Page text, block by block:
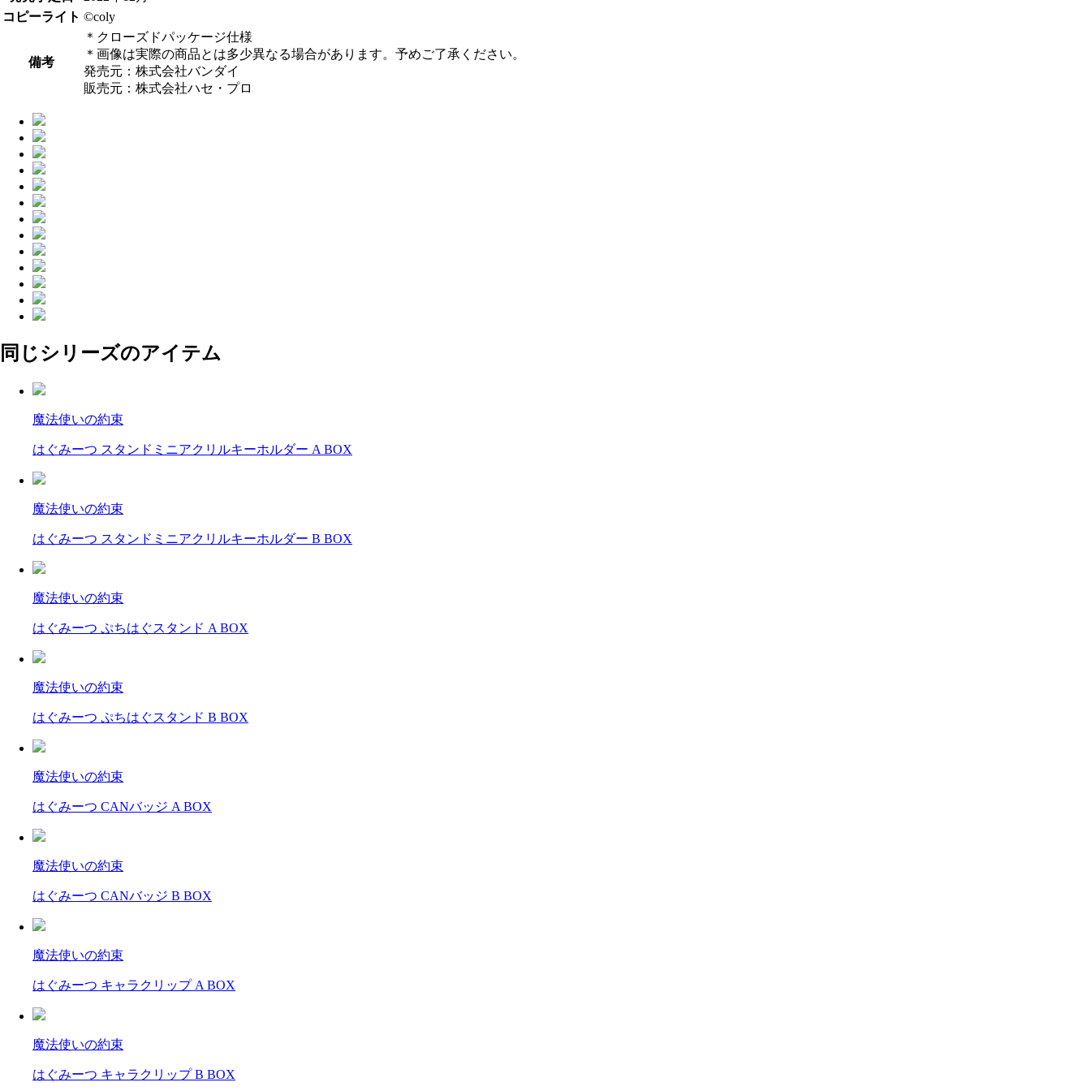
コピーライト ©coly
備考
＊クローズドパッケージ仕様
＊画像は実際の商品とは多少異なる場合があります。予めご了承ください。
発売元：株式会社バンダイ
販売元：株式会社ハセ・プロ
同じシリーズのアイテム
魔法使いの約束
はぐみーつ スタンドミニアクリルキーホルダー A BOX
魔法使いの約束
はぐみーつ スタンドミニアクリルキーホルダー B BOX
魔法使いの約束
はぐみーつ ぷちはぐスタンド A BOX
魔法使いの約束
はぐみーつ ぷちはぐスタンド B BOX
魔法使いの約束
はぐみーつ CANバッジ A BOX
魔法使いの約束
はぐみーつ CANバッジ B BOX
魔法使いの約束
はぐみーつ キャラクリップ A BOX
魔法使いの約束
はぐみーつ キャラクリップ B BOX